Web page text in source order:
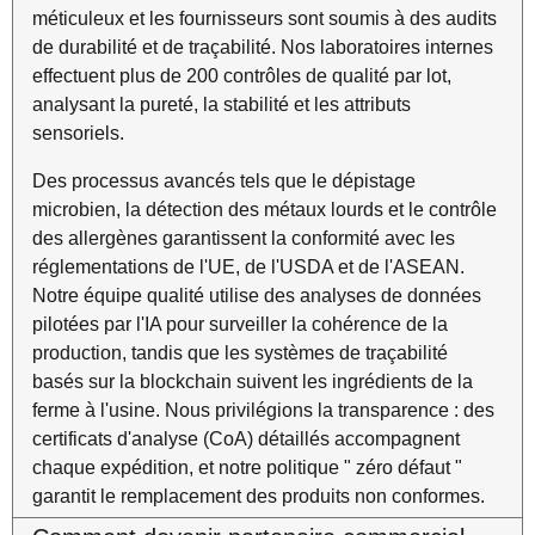
méticuleux et les fournisseurs sont soumis à des audits
de durabilité et de traçabilité. Nos laboratoires internes
effectuent plus de 200 contrôles de qualité par lot,
analysant la pureté, la stabilité et les attributs
sensoriels.
Des processus avancés tels que le dépistage
microbien, la détection des métaux lourds et le contrôle
des allergènes garantissent la conformité avec les
réglementations de l'UE, de l'USDA et de l'ASEAN.
Notre équipe qualité utilise des analyses de données
pilotées par l'IA pour surveiller la cohérence de la
production, tandis que les systèmes de traçabilité
basés sur la blockchain suivent les ingrédients de la
ferme à l'usine. Nous privilégions la transparence : des
certificats d'analyse (CoA) détaillés accompagnent
chaque expédition, et notre politique " zéro défaut "
garantit le remplacement des produits non conformes.